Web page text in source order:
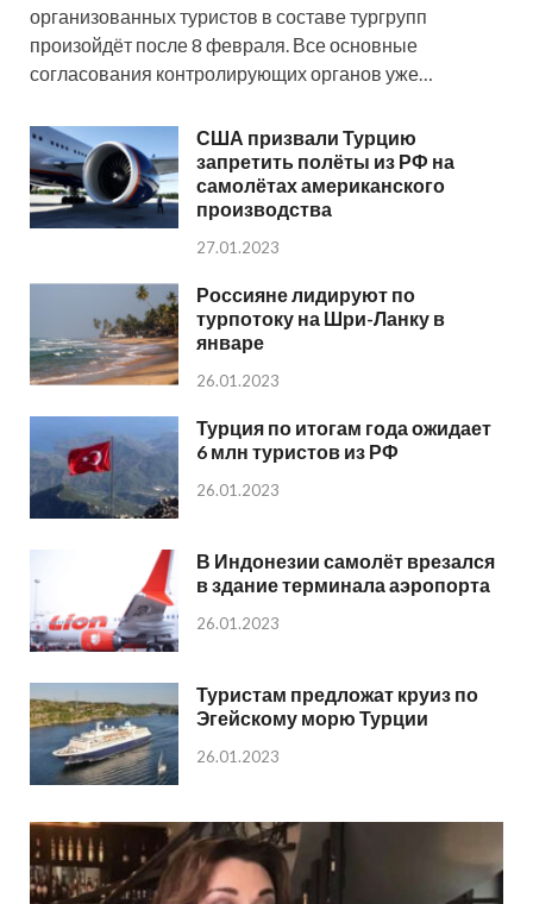
организованных туристов в составе тургрупп
произойдёт после 8 февраля. Все основные
согласования контролирующих органов уже…
США призвали Турцию
запретить полёты из РФ на
самолётах американского
производства
27.01.2023
Россияне лидируют по
турпотоку на Шри-Ланку в
январе
26.01.2023
Турция по итогам года ожидает
6 млн туристов из РФ
26.01.2023
В Индонезии самолёт врезался
в здание терминала аэропорта
26.01.2023
Туристам предложат круиз по
Эгейскому морю Турции
26.01.2023